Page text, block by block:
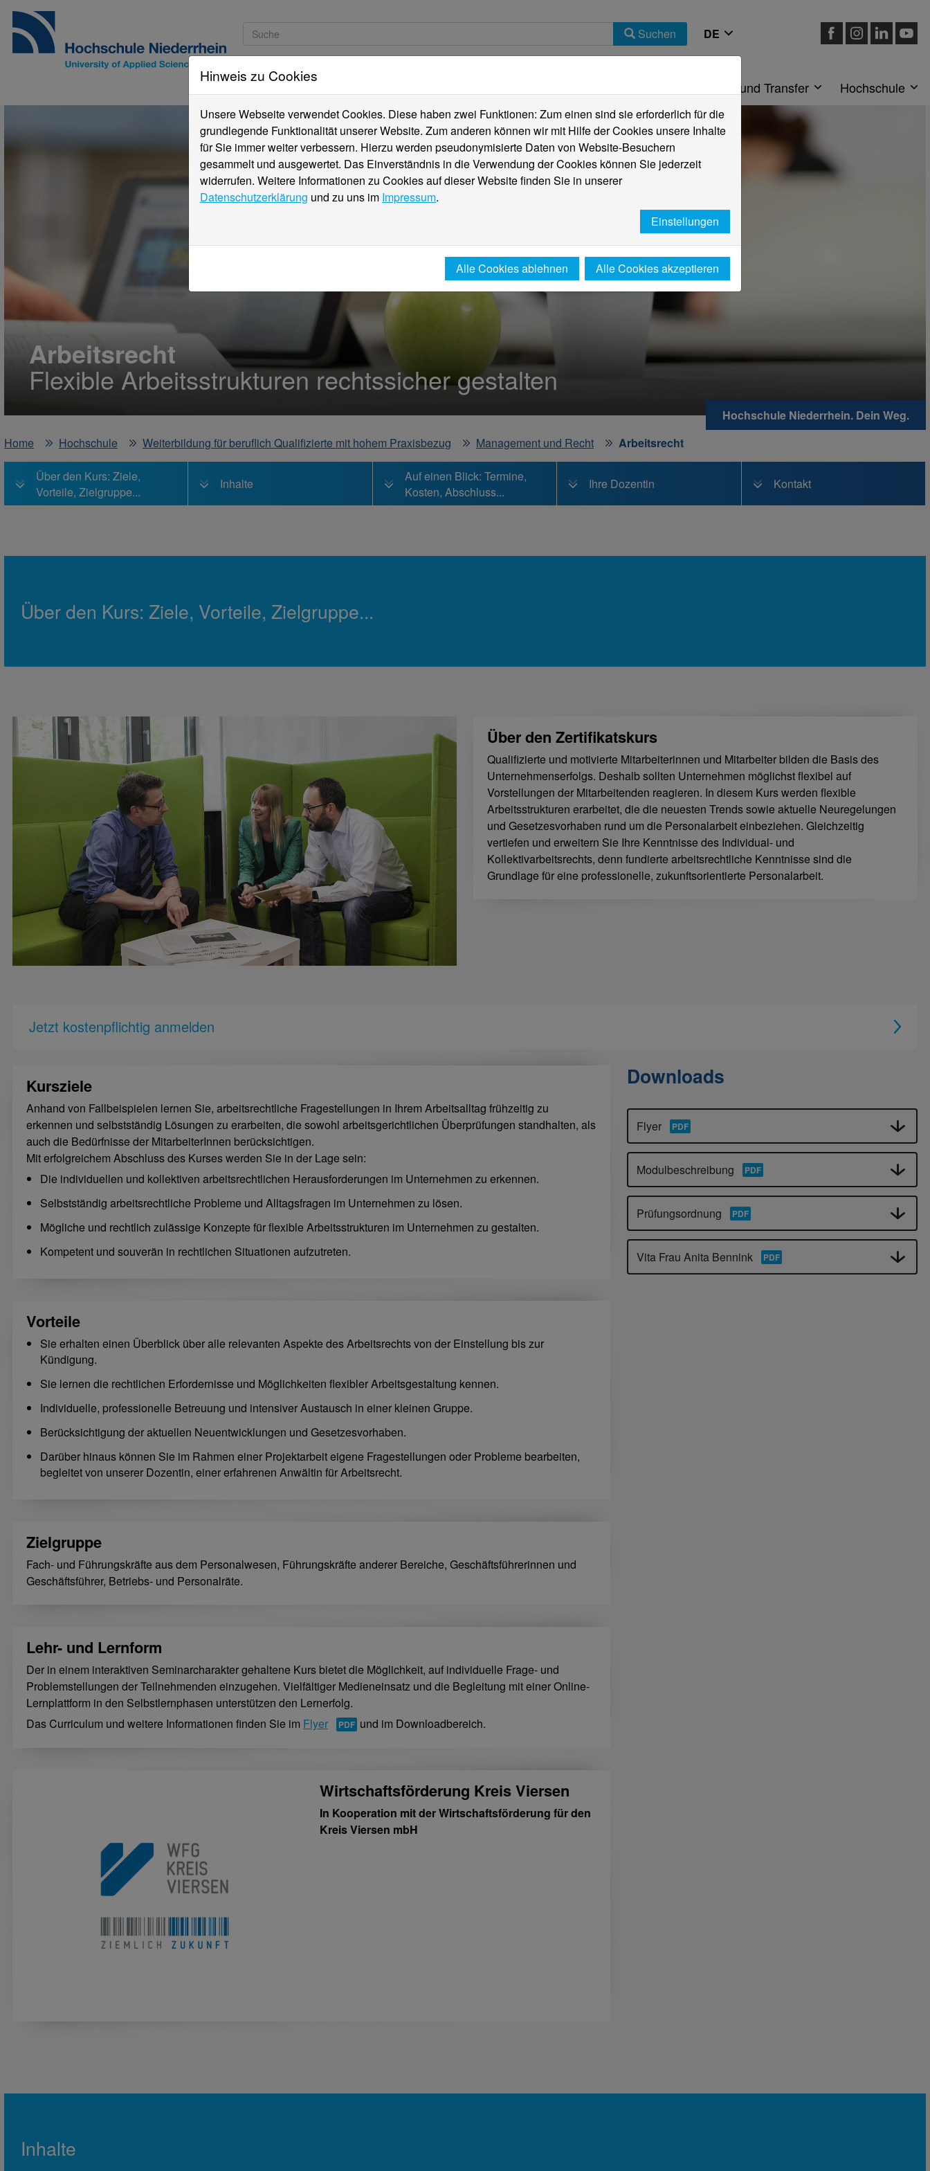
Suchen
Studieninteressierte Forschung und Transfer Hochschule
Arbeitsrecht
Flexible Arbeitsstrukturen rechtssicher gestalten
Hochschule Niederrhein. Dein Weg.
Home
Hochschule Weiterbildung für beruflich Qualifizierte mit hohem Praxisbezug Management und Recht Arbeitsrecht
Über den Kurs: Ziele,
Vorteile, Zielgruppe...
Inhalte
Auf einen Blick: Termine,
Kosten, Abschluss...
Ihre Dozentin Kontakt
Über den Kurs: Ziele, Vorteile, Zielgruppe...
Über den Zertifikatskurs
Qualifizierte und motivierte Mitarbeiterinnen und Mitarbeiter bilden die Basis des
Unternehmenserfolgs. Deshalb sollten Unternehmen möglichst flexibel auf
Vorstellungen der Mitarbeitenden reagieren. In diesem Kurs werden flexible
Arbeitsstrukturen erarbeitet, die die neuesten Trends sowie aktuelle Neuregelungen
und Gesetzesvorhaben rund um die Personalarbeit einbeziehen. Gleichzeitig
vertiefen und erweitern Sie Ihre Kenntnisse des Individual- und
Kollektivarbeitsrechts, denn fundierte arbeitsrechtliche Kenntnisse sind die
Grundlage für eine professionelle, zukunftsorientierte Personalarbeit.
Jetzt kostenpflichtig anmelden
Kursziele
Anhand von Fallbeispielen lernen Sie, arbeitsrechtliche Fragestellungen in Ihrem Arbeitsalltag frühzeitig zu
erkennen und selbstständig Lösungen zu erarbeiten, die sowohl arbeitsgerichtlichen Überprüfungen standhalten, als
auch die Bedürfnisse der MitarbeiterInnen berücksichtigen.
Mit erfolgreichem Abschluss des Kurses werden Sie in der Lage sein:
Die individuellen und kollektiven arbeitsrechtlichen Herausforderungen im Unternehmen zu erkennen.
Selbstständig arbeitsrechtliche Probleme und Alltagsfragen im Unternehmen zu lösen.
Mögliche und rechtlich zulässige Konzepte für flexible Arbeitsstrukturen im Unternehmen zu gestalten.
Kompetent und souverän in rechtlichen Situationen aufzutreten.
Vorteile
Sie erhalten einen Überblick über alle relevanten Aspekte des Arbeitsrechts von der Einstellung bis zur
Kündigung.
Sie lernen die rechtlichen Erfordernisse und Möglichkeiten flexibler Arbeitsgestaltung kennen.
Individuelle, professionelle Betreuung und intensiver Austausch in einer kleinen Gruppe.
Berücksichtigung der aktuellen Neuentwicklungen und Gesetzesvorhaben.
Darüber hinaus können Sie im Rahmen einer Projektarbeit eigene Fragestellungen oder Probleme bearbeiten,
begleitet von unserer Dozentin, einer erfahrenen Anwältin für Arbeitsrecht.
Zielgruppe
Fach- und Führungskräfte aus dem Personalwesen, Führungskräfte anderer Bereiche, Geschäftsführerinnen und
Geschäftsführer, Betriebs- und Personalräte.
Lehr- und Lernform
Der in einem interaktiven Seminarcharakter gehaltene Kurs bietet die Möglichkeit, auf individuelle Frage- und
Problemstellungen der Teilnehmenden einzugehen. Vielfältiger Medieneinsatz und die Begleitung mit einer Online-
Lernplattform in den Selbstlernphasen unterstützen den Lernerfolg.
Das Curriculum und weitere Informationen finden Sie im Flyer und im Downloadbereich.
Wirtschaftsförderung Kreis Viersen
In Kooperation mit der Wirtschaftsförderung für den
Kreis Viersen mbH
Downloads
Flyer
Modulbeschreibung
Prüfungsordnung
Vita Frau Anita Bennink
Inhalte
Hinweis zu Cookies
Unsere Webseite verwendet Cookies. Diese haben zwei Funktionen: Zum einen sind sie erforderlich für die
grundlegende Funktionalität unserer Website. Zum anderen können wir mit Hilfe der Cookies unsere Inhalte
für Sie immer weiter verbessern. Hierzu werden pseudonymisierte Daten von Website-Besuchern
gesammelt und ausgewertet. Das Einverständnis in die Verwendung der Cookies können Sie jederzeit
widerrufen. Weitere Informationen zu Cookies auf dieser Website finden Sie in unserer
Datenschutzerklärung und zu uns im Impressum.
Einstellungen
Alle Cookies ablehnen Alle Cookies akzeptieren